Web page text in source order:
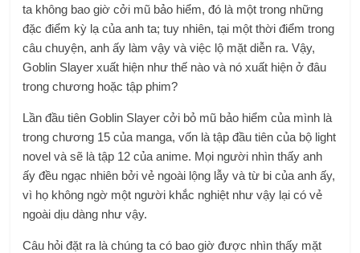
ta không bao giờ cởi mũ bảo hiểm, đó là một trong những
đặc điểm kỳ lạ của anh ta; tuy nhiên, tại một thời điểm trong
câu chuyện, anh ấy làm vậy và việc lộ mặt diễn ra. Vậy,
Goblin Slayer xuất hiện như thế nào và nó xuất hiện ở đâu
trong chương hoặc tập phim?
Lần đầu tiên Goblin Slayer cởi bỏ mũ bảo hiểm của mình là
trong chương 15 của manga, vốn là tập đầu tiên của bộ light
novel và sẽ là tập 12 của anime. Mọi người nhìn thấy anh
ấy đều ngạc nhiên bởi vẻ ngoài lộng lẫy và từ bi của anh ấy,
vì họ không ngờ một người khắc nghiệt như vậy lại có vẻ
ngoài dịu dàng như vậy.
Câu hỏi đặt ra là chúng ta có bao giờ được nhìn thấy mặt